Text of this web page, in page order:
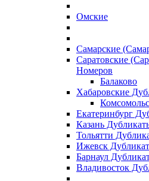
Омские
Самарские
Саратовские
Номеров
Балаково
Хабаровские
Екатеринбург
Казань
Тольятти
Ижевск
Барнаул
Владивосток